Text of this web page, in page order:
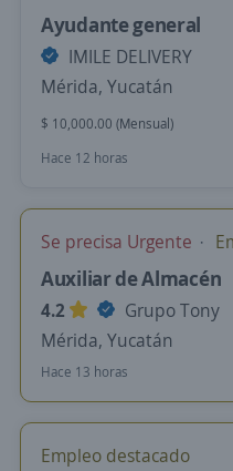
Ayudante general
IMILE DELIVERY
Mérida, Yucatán
$ 10,000.00 (Mensual)
Hace 12 horas
Se precisa Urgente
Auxiliar de Almacén
4.2
Grupo Tony
Mérida, Yucatán
Hace 13 horas
Empleo destacado